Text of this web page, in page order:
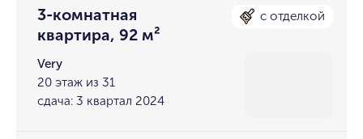
3-комнатная
квартира, 92 м²
с отделкой
Very
20 этаж из 31
сдача: 3 квартал 2024